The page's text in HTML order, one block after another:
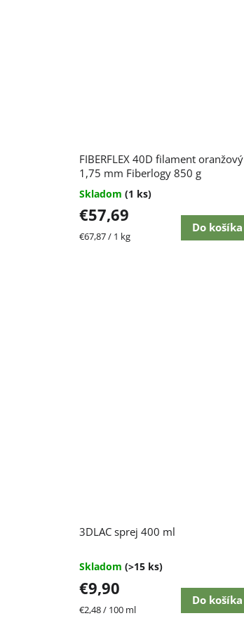
3DLAC sprej 400 ml
hodnotenie
4,7
z
hviezdičiek.
Skladom (>15 ks)
€9,90
Jednotková
€2,48 / 100 ml
Do košíka
FIBERFLEX 40D filament oranžový
1,75 mm Fiberlogy 850 g
Skladom (1 ks)
€57,69
Jednotková
€67,87 / 1 kg
Do košíka